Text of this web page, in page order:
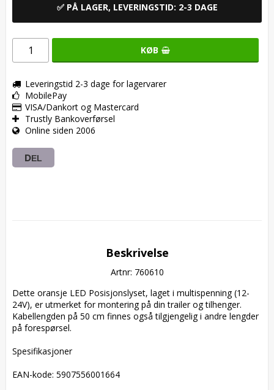
✅ PÅ LAGER, LEVERINGSTID: 2-3 DAGE
KØB
Leveringstid 2-3 dage for lagervarer
MobilePay
VISA/Dankort og Mastercard
Trustly Bankoverførsel
Online siden 2006
DEL
Beskrivelse
Artnr: 760610
Dette oransje LED Posisjonslyset, laget i multispenning (12-
24V), er utmerket for montering på din trailer og tilhenger.
Kabellengden på 50 cm finnes også tilgjengelig i andre lengder
på forespørsel.
Spesifikasjoner
EAN-kode: 5907556001664